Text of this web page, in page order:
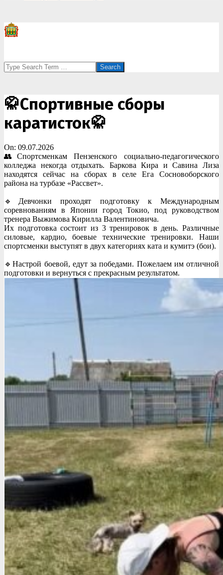
Search
🥋Спортивные сборы
каратисток🥋
On: 09.07.2026
👥️Спортсменкам Пензенского социально-педагогического
колледжа некогда отдыхать. Баркова Кира и Савина Лиза
находятся сейчас на сборах в селе Ега Сосновоборского
района на турбазе «Рассвет».
🔹Девчонки проходят подготовку к Международным
соревнованиям в Японии город Токио, под руководством
тренера Выжимова Кирилла Валентиновича.
Их подготовка состоит из 3 тренировок в день. Различные
силовые, кардио, боевые технические тренировки. Наши
спортсменки выступят в двух категориях ката и кумитэ (бои).
🔹Настрой боевой, едут за победами. Пожелаем им отличной
подготовки и вернуться с прекрасным результатом.